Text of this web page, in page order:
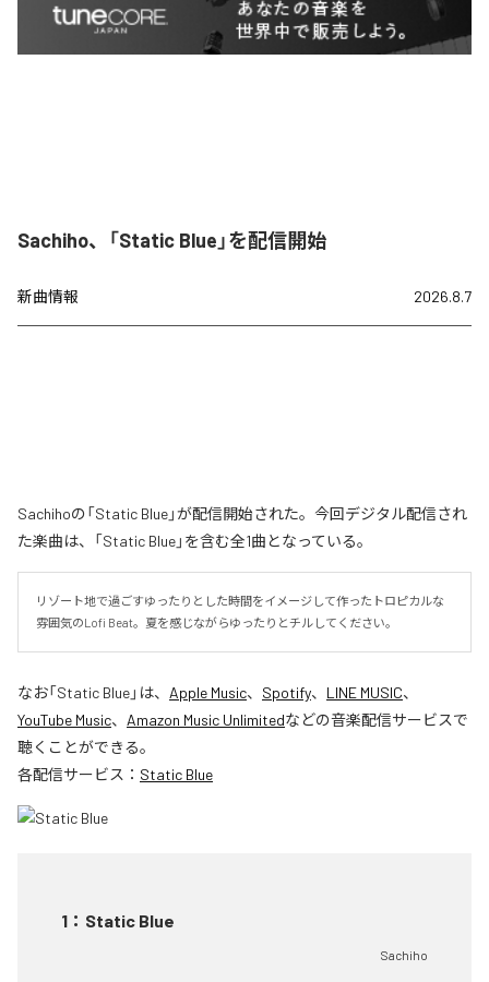
Sachiho、「Static Blue」を配信開始
新曲情報 2026.8.7
Sachihoの「Static Blue」が配信開始された。今回デジタル配信され
た楽曲は、「Static Blue」を含む全1曲となっている。
リゾート地で過ごすゆったりとした時間をイメージして作ったトロピカルな
雰囲気のLofi Beat。夏を感じながらゆったりとチルしてください。
なお「Static Blue」は、 Apple Music、 Spotify、 LINE MUSIC、
YouTube Music、 Amazon Music Unlimitedなどの音楽配信サービスで
聴くことができる。
各配信サービス： Static Blue
1 ： Static Blue
Sachiho